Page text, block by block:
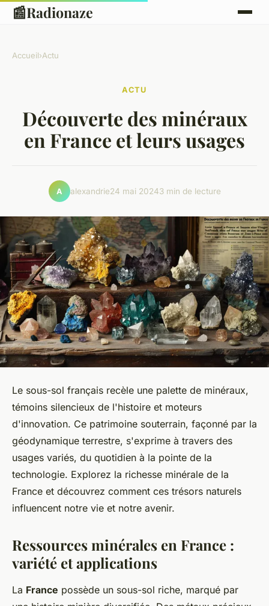
📰Radionaze
Accueil›Actu
ACTU
Découverte des minéraux
en France et leurs usages
A alexandrie24 mai 20243 min de lecture
Le sous-sol français recèle une palette de minéraux,
témoins silencieux de l'histoire et moteurs
d'innovation. Ce patrimoine souterrain, façonné par la
géodynamique terrestre, s'exprime à travers des
usages variés, du quotidien à la pointe de la
technologie. Explorez la richesse minérale de la
France et découvrez comment ces trésors naturels
influencent notre vie et notre avenir.
Ressources minérales en France :
variété et applications
La France possède un sous-sol riche, marqué par